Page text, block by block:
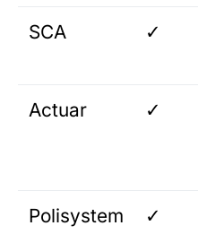
SCA ✓
Actuar ✓
Polisystem ✓